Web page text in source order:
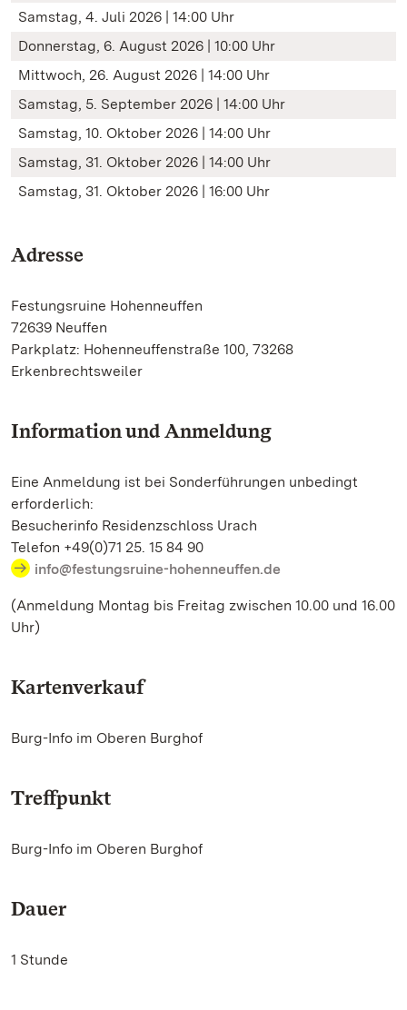
Samstag, 4. Juli 2026 | 14:00 Uhr
Donnerstag, 6. August 2026 | 10:00 Uhr
Mittwoch, 26. August 2026 | 14:00 Uhr
Samstag, 5. September 2026 | 14:00 Uhr
Samstag, 10. Oktober 2026 | 14:00 Uhr
Samstag, 31. Oktober 2026 | 14:00 Uhr
Samstag, 31. Oktober 2026 | 16:00 Uhr
Adresse
Festungsruine Hohenneuffen
72639 Neuffen
Parkplatz: Hohenneuffenstraße 100, 73268
Erkenbrechtsweiler
Information und Anmeldung
Eine Anmeldung ist bei Sonderführungen unbedingt
erforderlich:
Besucherinfo Residenzschloss Urach
Telefon +49(0)71 25. 15 84 90
info@festungsruine-hohenneuffen.de
(Anmeldung Montag bis Freitag zwischen 10.00 und 16.00
Uhr)
Kartenverkauf
Burg-Info im Oberen Burghof
Treffpunkt
Burg-Info im Oberen Burghof
Dauer
1 Stunde